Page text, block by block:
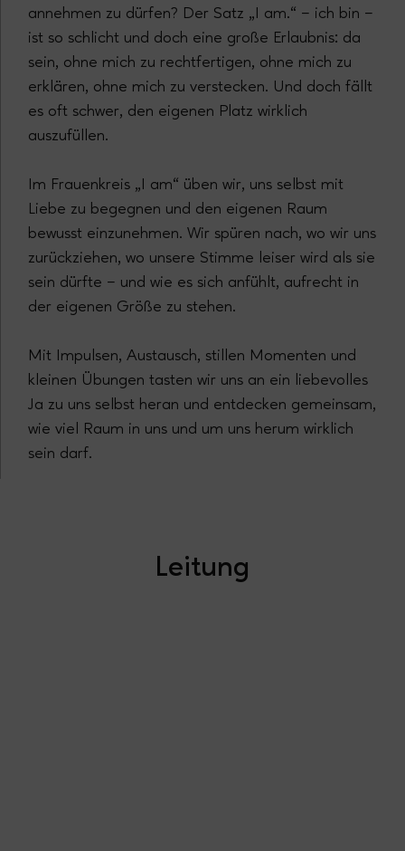
annehmen zu dürfen? Der Satz „I am.“ – ich bin –
ist so schlicht und doch eine große Erlaubnis: da
sein, ohne mich zu rechtfertigen, ohne mich zu
erklären, ohne mich zu verstecken. Und doch fällt
es oft schwer, den eigenen Platz wirklich
auszufüllen.
Im Frauenkreis „I am“ üben wir, uns selbst mit
Liebe zu begegnen und den eigenen Raum
bewusst einzunehmen. Wir spüren nach, wo wir uns
zurückziehen, wo unsere Stimme leiser wird als sie
sein dürfte – und wie es sich anfühlt, aufrecht in
der eigenen Größe zu stehen.
Mit Impulsen, Austausch, stillen Momenten und
kleinen Übungen tasten wir uns an ein liebevolles
Ja zu uns selbst heran und entdecken gemeinsam,
wie viel Raum in uns und um uns herum wirklich
sein darf.
Leitung